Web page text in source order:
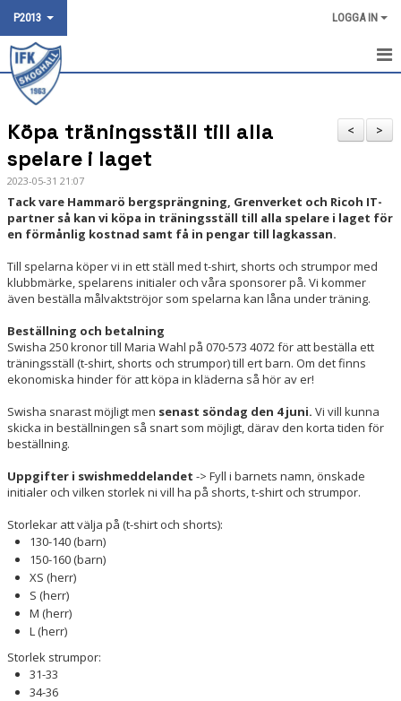
P2013 LOGGA IN
HEM
NYHETER
KALENDER
MATCHER
TRUPPEN
KONTAKT
>
<
Köpa träningsställ till alla
spelare i laget
2023-05-31 21:07
Tack vare Hammarö bergsprängning, Grenverket och Ricoh IT-
partner så kan vi köpa in träningsställ till alla spelare i laget för
en förmånlig kostnad samt få in pengar till lagkassan.
Till spelarna köper vi in ett ställ med t-shirt, shorts och strumpor med
klubbmärke, spelarens initialer och våra sponsorer på. Vi kommer
även beställa målvaktströjor som spelarna kan låna under träning.
Beställning och betalning
Swisha 250 kronor till Maria Wahl på 070-573 4072 för att beställa ett
träningsställ (t-shirt, shorts och strumpor) till ert barn. Om det finns
ekonomiska hinder för att köpa in kläderna så hör av er!
Swisha snarast möjligt men senast söndag den 4 juni. Vi vill kunna
skicka in beställningen så snart som möjligt, därav den korta tiden för
beställning.
Uppgifter i swishmeddelandet -> Fyll i barnets namn, önskade
initialer och vilken storlek ni vill ha på shorts, t-shirt och strumpor.
Storlekar att välja på (t-shirt och shorts):
130-140 (barn)
150-160 (barn)
XS (herr)
S (herr)
M (herr)
L (herr)
Storlek strumpor:
31-33
34-36